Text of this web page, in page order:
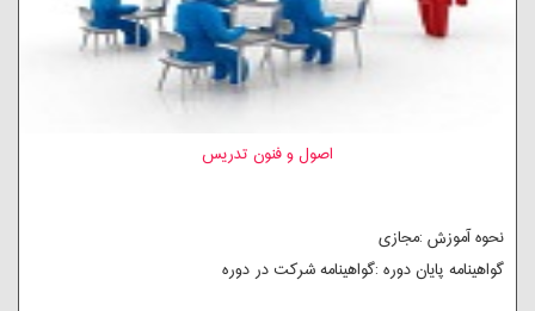
اصول و فنون تدریس
نحوه آموزش :مجازی
گواهینامه پایان دوره :گواهینامه شرکت در دوره